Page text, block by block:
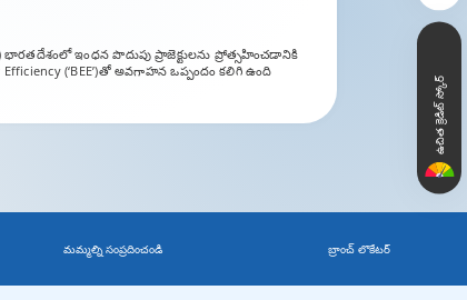
ఇంధన పొదుపు ప్రాజెక్టులను ప్రోత్సహించడానికి
(‘BEE’)తో అవగాహన ఒప్పందం కలిగి ఉంది
మమ్మల్ని సంప్రదించండి బ్రాంచ్ లొకేటర్
ఉచిత క్రెడిట్ స్కోర్